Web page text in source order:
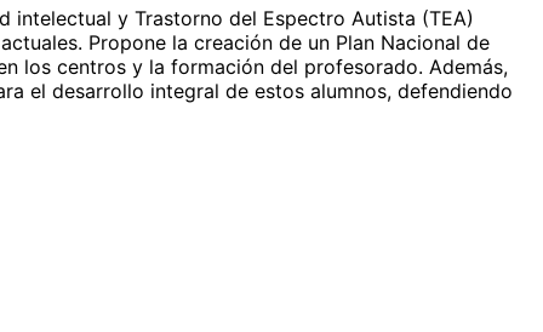
intelectual y Trastorno del Espectro Autista (TEA)
Propone la creación de un Plan Nacional de
los centros y la formación del profesorado. Además,
el desarrollo integral de estos alumnos, defendiendo